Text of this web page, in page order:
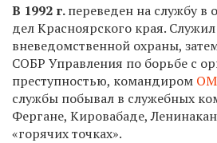
В 1992 г.переведен на службу в
дел Красноярского края.
вневедомственной охраны,
СОБР Управления по борьбе с
преступностью, командиром
службы побывал в служебных
Фергане, Кировабаде,
«горячих точках».